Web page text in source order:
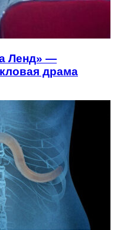
Ленд» —
драма